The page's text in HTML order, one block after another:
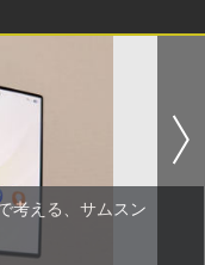
考える、サムスン